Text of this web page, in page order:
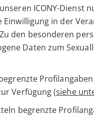
ICONY-Dienst
Einwilligung in der
den besonderen
Daten zum
Verfügung (siehe
begrenzte